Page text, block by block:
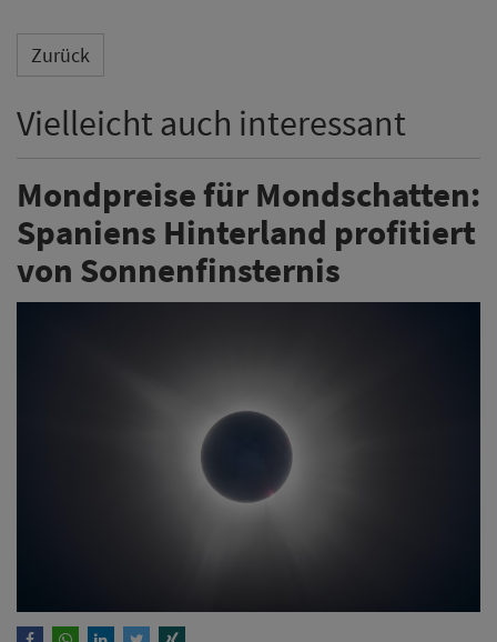
Zurück
Vielleicht auch interessant
Mondpreise für Mondschatten:
Spaniens Hinterland profitiert
von Sonnenfinsternis